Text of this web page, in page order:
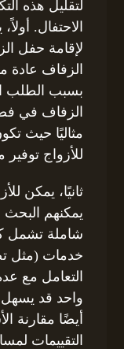
لتقليل هذه
الاحتفال.
لإقامة حفل
الزفاف عادة
بسبب الطلب
الزفاف في
مثاليًا حيث
للأزواج توفير
ثانيًا، يمكن
يمكنهم
شاملة تشمل
خدمات (مثل
التعامل مع
واحد قد
أيضًا مقارنة
التقييمات